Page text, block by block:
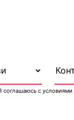
соглашаюсь с условиями